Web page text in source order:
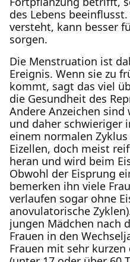
des Lebens
versteht, kann besser
sorgen.
Die Menstruation ist
Ereignis. Wenn sie zu
kommt, sagt das viel
die Gesundheit des
Andere Anzeichen
und daher schwieriger
einem normalen
Eizellen, doch meist
heran und wird beim
Obwohl der Eisprung
bemerken ihn viele
verlaufen sogar ohne
anovulatorische
jungen Mädchen nach
Frauen in den
Frauen mit sehr